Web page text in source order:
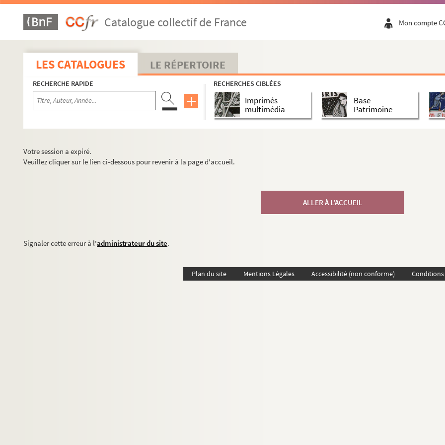
Catalogue collectif de France Mon compte
LES CATALOGUES LE RÉPERTOIRE
RECHERCHE RAPIDE RECHERCHES CIBLÉES
Imprimés
multimédia
Base
Patrimoine
Votre session a expiré.
Veuillez cliquer sur le lien ci-dessous pour revenir à la page d'accueil.
ALLER À L'ACCUEIL
Signaler cette erreur à l'administrateur du site.
Plan du site Mentions Légales Accessibilité (non conforme)